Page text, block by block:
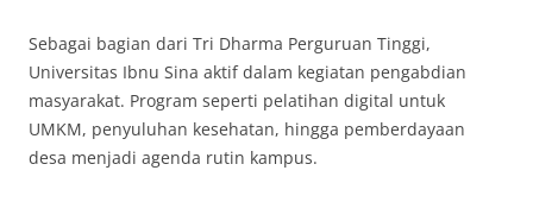
Sebagai bagian dari Tri Dharma Perguruan Tinggi,
Universitas Ibnu Sina aktif dalam kegiatan pengabdian
masyarakat. Program seperti pelatihan digital untuk
UMKM, penyuluhan kesehatan, hingga pemberdayaan
desa menjadi agenda rutin kampus.